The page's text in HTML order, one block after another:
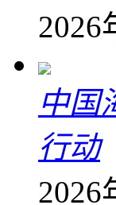
2026
中国
行动
2026